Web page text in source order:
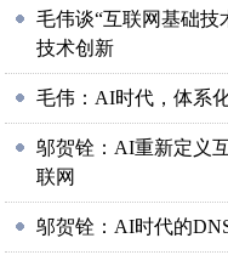
毛伟谈“互联网基础技
技术创新
毛伟：AI时代，体系
邬贺铨：AI重新定义
联网
邬贺铨：AI时代的